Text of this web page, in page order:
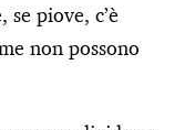
piove, c’è
non possono